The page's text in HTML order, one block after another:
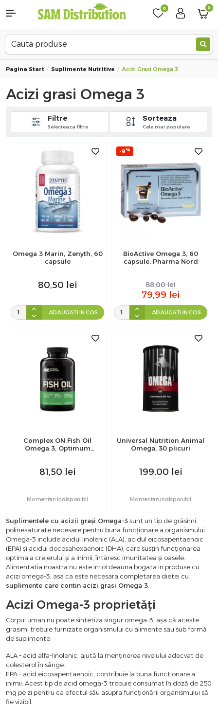
0 0
Pagina Start Suplimente Nutritive Acizi Grasi Omega 3
Acizi grasi Omega 3
Sorteaza
Cele mai populare
Filtre
Selecteaza filtre
Omega 3 Marin, Zenyth, 60
capsule
80,50 lei
ADAUGATI IN COS
-9%
BioActive Omega 3, 60
capsule, Pharma Nord
88,00 lei
79,99 lei
ADAUGATI IN COS
Complex ON Fish Oil
Omega 3, Optimum
81,50 lei
Momentan indisponibil
Universal Nutrition Animal
Omega, 30 plicuri
199,00 lei
Momentan indisponibil
Suplimentele cu acizii grași Omega-3sunt un tip de grăsimi
polinesaturate necesare pentru buna funcționare a organismului.
Omega-3 include acidul linolenic (ALA), acidul eicosapentaenoic
(EPA) și acidul docosahexaenoic (DHA), care susțin funcționarea
optima a creierului și a inimii, întăresc imunitatea și oasele.
Alimentatia noastra nu este intotdeauna bogata in produse cu
acizi omega-3, asa ca este necesara completarea dietei cu
suplimente care contin acizi grasi Omega 3
Acizi Omega-3 proprietăți
Corpul uman nu poate sintetiza singur omega-3, așa că aceste
grasimi trebuie furnizate organismului cu alimente sau sub formă
de suplimente.
ALA – acid alfa-linolenic, ajută la menținerea nivelului adecvat de
colesterol în sânge.
EPA – acid eicosapentaenoic, contribuie la buna functionare a
inimii. Acest tip de acid omega-3 trebuie consumat în doză de 250
mg pe zi pentru ca efectul său asupra funcționării organismului să
fie vizibil.